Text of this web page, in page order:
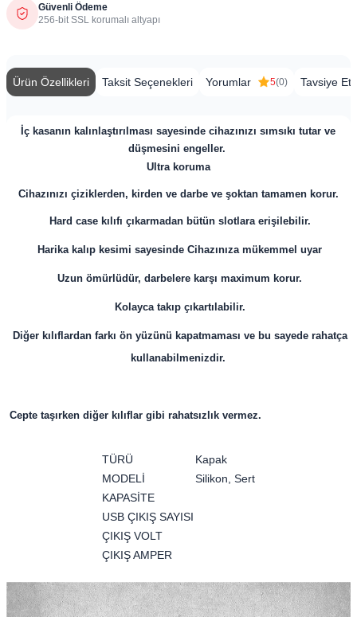
Güvenli Ödeme
256-bit SSL korumalı altyapı
Ürün Özellikleri Taksit Seçenekleri Yorumlar 5(0) Tavsiye Et
İç kasanın kalınlaştırılması sayesinde cihazınızı sımsıkı tutar ve
düşmesini engeller.
Ultra koruma
Cihazınızı çiziklerden, kirden ve darbe ve şoktan tamamen korur.
Hard case kılıfı çıkarmadan bütün slotlara erişilebilir.
Harika kalıp kesimi sayesinde Cihazınıza mükemmel uyar
Uzun ömürlüdür, darbelere karşı maximum korur.
Kolayca takıp çıkartılabilir.
Diğer kılıflardan farkı ön yüzünü kapatmaması ve bu sayede rahatça
kullanabilmenizdir.
Cepte taşırken diğer kılıflar gibi rahatsızlık vermez.
TÜRÜ
Kapak
MODELİ
Silikon, Sert
KAPASİTE
USB ÇIKIŞ SAYISI
ÇIKIŞ VOLT
ÇIKIŞ AMPER